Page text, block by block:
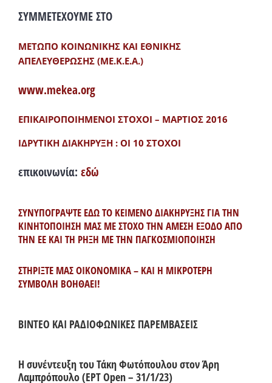
ΣΥΜΜΕΤΕΧΟΥΜΕ ΣΤΟ
ΜΕΤΩΠΟ ΚΟΙΝΩΝΙΚΗΣ ΚΑΙ ΕΘΝΙΚΗΣ
ΑΠΕΛΕΥΘΕΡΩΣΗΣ (ΜΕ.Κ.Ε.Α.)
www.mekea.org
ΕΠΙΚΑΙΡΟΠΟΙΗΜΕΝΟΙ ΣΤΟΧΟΙ – ΜΑΡΤΙΟΣ 2016
ΙΔΡΥΤΙΚΗ ΔΙΑΚΗΡΥΞΗ : ΟΙ 10 ΣΤΟΧΟΙ
επικοινωνία: εδώ
ΣΥΝΥΠΟΓΡΑΨΤΕ ΕΔΩ ΤΟ ΚΕΙΜΕΝΟ ΔΙΑΚΗΡΥΞΗΣ ΓΙΑ ΤΗΝ
ΚΙΝΗΤΟΠΟΙΗΣΗ ΜΑΣ ΜΕ ΣΤΟΧΟ ΤΗΝ ΑΜΕΣΗ ΕΞΟΔΟ ΑΠΟ
ΤΗΝ ΕΕ ΚΑΙ ΤΗ ΡΗΞΗ ΜΕ ΤΗΝ ΠΑΓΚΟΣΜΙΟΠΟΙΗΣΗ
ΣΤΗΡΙΞΤΕ ΜΑΣ ΟΙΚΟΝΟΜΙΚΑ – ΚΑΙ Η ΜΙΚΡΟΤΕΡΗ
ΣΥΜΒΟΛΗ ΒΟΗΘΑΕΙ!
ΒΙΝΤΕΟ ΚΑΙ ΡΑΔΙΟΦΩΝΙΚΕΣ ΠΑΡΕΜΒΑΣΕΙΣ
Η συνέντευξη του Τάκη Φωτόπουλου στον Άρη
Λαμπρόπουλο (ΕΡΤ Open – 31/1/23)